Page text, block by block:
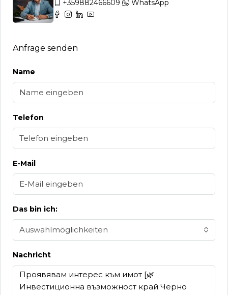
+359882466609 WhatsApp
Anfrage senden
Name
Telefon
E-Mail
Das bin ich:
Auswahlmöglichkeiten
Nachricht